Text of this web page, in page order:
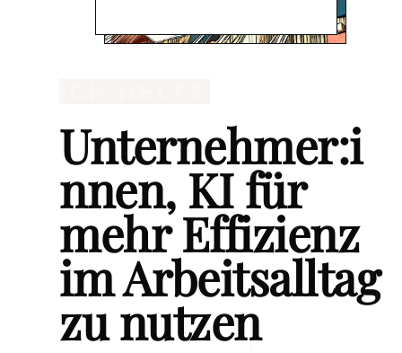
Unternehmer:i
nnen, KI für
mehr Effizienz
im Arbeitsalltag
zu nutzen